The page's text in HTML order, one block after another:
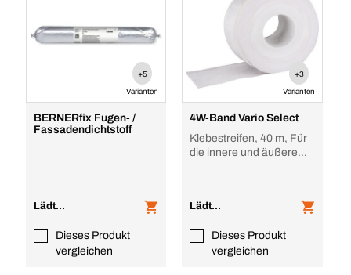
+5
Varianten
BERNERfix Fugen- /
Fassadendichtstoff
Lädt...
Dieses Produkt
vergleichen
+3
Varianten
4W-Band Vario Select
Klebestreifen, 40 m, Für
die innere und äußere
Lädt...
Dieses Produkt
vergleichen